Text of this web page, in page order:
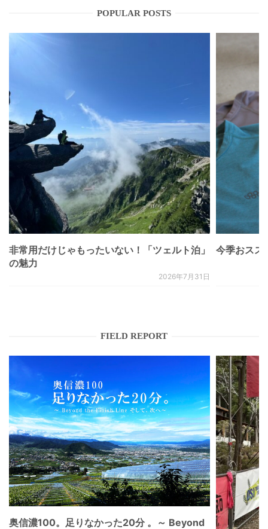
POPULAR POSTS
非常用だけじゃもったいない！「ツェルト泊」
の魅力
2026年7月31日
今季おスス
FIELD REPORT
奥信濃100。足りなかった20分 。～ Beyond